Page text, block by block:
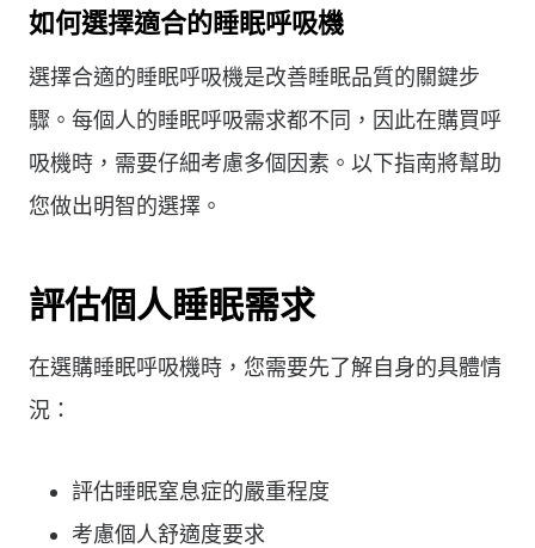
如何選擇適合的睡眠呼吸機
選擇合適的睡眠呼吸機是改善睡眠品質的關鍵步
驟。每個人的睡眠呼吸需求都不同，因此在購買呼
吸機時，需要仔細考慮多個因素。以下指南將幫助
您做出明智的選擇。
評估個人睡眠需求
在選購睡眠呼吸機時，您需要先了解自身的具體情
況：
評估睡眠窒息症的嚴重程度
考慮個人舒適度要求